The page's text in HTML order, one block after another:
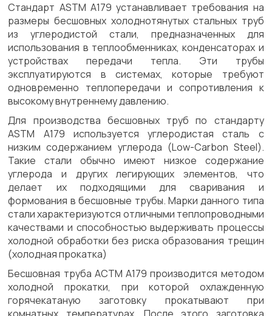
Стандарт ASTM A179 устанавливает требования на
размеры бесшовных холоднотянутых стальных труб
из углеродистой стали, предназначенных для
использования в теплообменниках, конденсаторах и
устройствах передачи тепла. Эти трубы
эксплуатируются в системах, которые требуют
одновременно теплопередачи и сопротивления к
высокому внутреннему давлению.
Для производства бесшовных труб по стандарту
ASTM A179 используется углеродистая сталь с
низким содержанием углерода (Low-Carbon Steel).
Такие стали обычно имеют низкое содержание
углерода и других легирующих элементов, что
делает их подходящими для сваривания и
формования в бесшовные трубы. Марки данного типа
стали характеризуются отличными теплопроводными
качествами и способностью выдерживать процессы
холодной обработки без риска образования трещин
(холодная прокатка)
Бесшовная труба АСТМ А179 производится методом
холодной прокатки, при которой охлажденную
горячекатаную заготовку прокатывают при